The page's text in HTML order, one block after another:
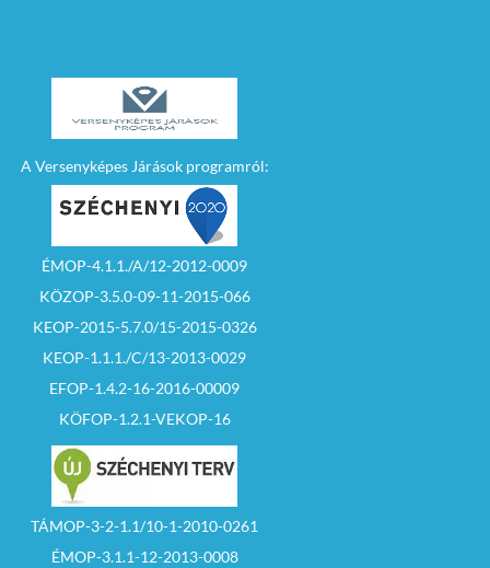
A Versenyképes Járások programról:
ÉMOP-4.1.1./A/12-2012-0009
KÖZOP-3.5.0-09-11-2015-066
KEOP-2015-5.7.0/15-2015-0326
KEOP-1.1.1./C/13-2013-0029
EFOP-1.4.2-16-2016-00009
KÖFOP-1.2.1-VEKOP-16
TÁMOP-3-2-1.1/10-1-2010-0261
ÉMOP-3.1.1-12-2013-0008